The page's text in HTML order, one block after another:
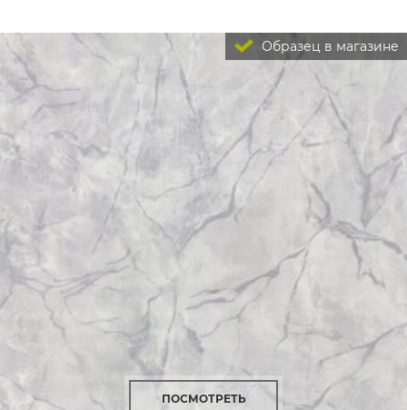
Образец в магазине
ПОСМОТРЕТЬ